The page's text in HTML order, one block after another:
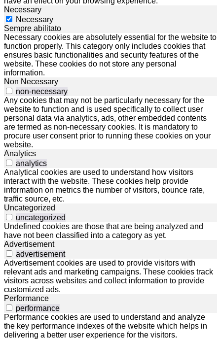
Necessary
Necessary
Sempre abilitato
Necessary cookies are absolutely essential for the website to
function properly. This category only includes cookies that
ensures basic functionalities and security features of the
website. These cookies do not store any personal
information.
Non Necessary
non-necessary
Any cookies that may not be particularly necessary for the
website to function and is used specifically to collect user
personal data via analytics, ads, other embedded contents
are termed as non-necessary cookies. It is mandatory to
procure user consent prior to running these cookies on your
website.
Analytics
analytics
Analytical cookies are used to understand how visitors
interact with the website. These cookies help provide
information on metrics the number of visitors, bounce rate,
traffic source, etc.
Uncategorized
uncategorized
Undefined cookies are those that are being analyzed and
have not been classified into a category as yet.
Advertisement
advertisement
Advertisement cookies are used to provide visitors with
relevant ads and marketing campaigns. These cookies track
visitors across websites and collect information to provide
customized ads.
Performance
performance
Performance cookies are used to understand and analyze
the key performance indexes of the website which helps in
delivering a better user experience for the visitors.